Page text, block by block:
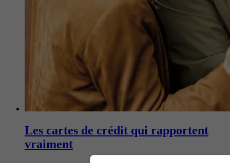
Les cartes de crédit qui rapportent
vraiment